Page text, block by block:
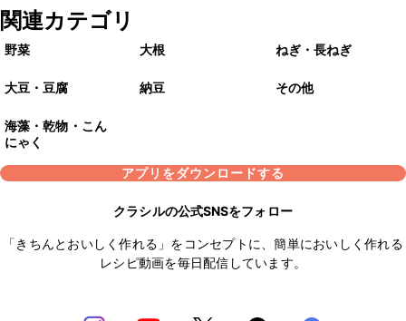
関連カテゴリ
野菜 大根 ねぎ・長ねぎ
大豆・豆腐 納豆 その他
海藻・乾物・こん
にゃく
アプリをダウンロードする
クラシルの公式SNSをフォロー
「きちんとおいしく作れる」をコンセプトに、簡単においしく作れる
レシピ動画を毎日配信しています。